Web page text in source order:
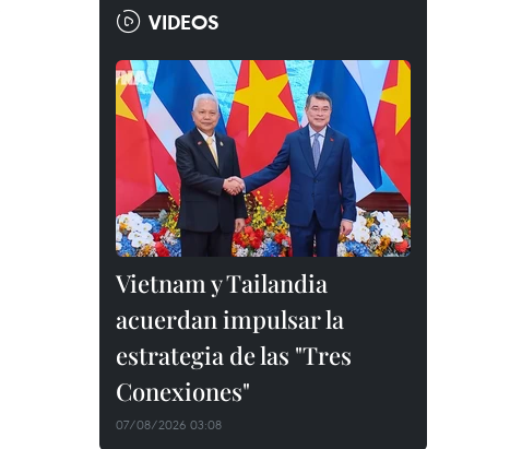
VIDEOS
Vietnam y Tailandia
acuerdan impulsar la
estrategia de las "Tres
Conexiones"
07/08/2026 03:08